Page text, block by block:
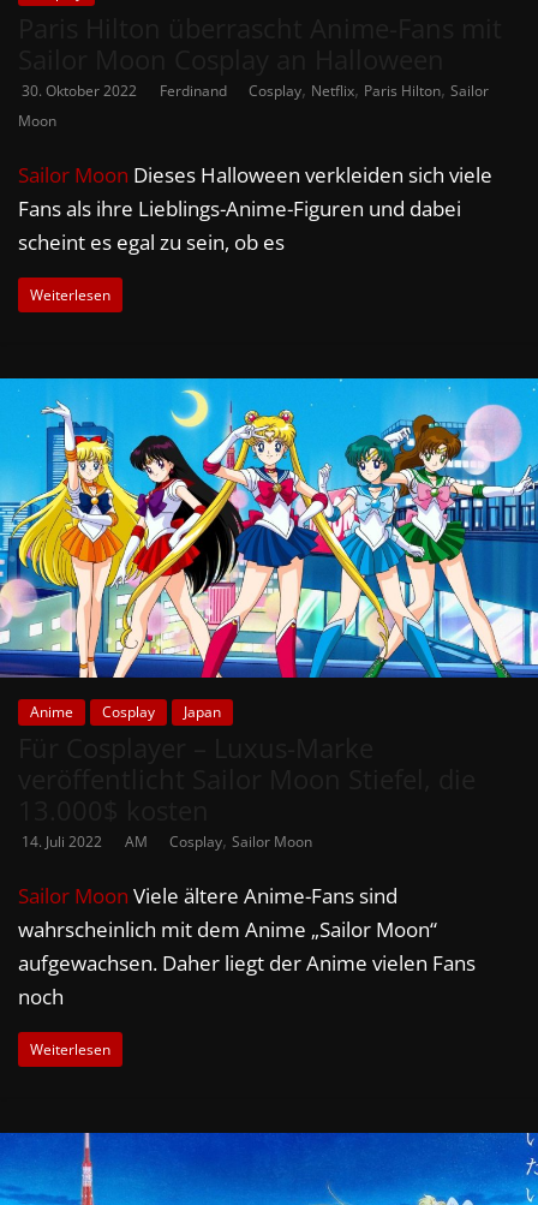
30. Oktober 2022 Ferdinand Cosplay, Netflix, Paris Hilton, Sailor
Moon
Sailor Moon Dieses Halloween verkleiden sich viele
Fans als ihre Lieblings-Anime-Figuren und dabei
scheint es egal zu sein, ob es
Weiterlesen
Anime Cosplay Japan
14. Juli 2022 AM Cosplay, Sailor Moon
Sailor Moon Viele ältere Anime-Fans sind
wahrscheinlich mit dem Anime „Sailor Moon“
aufgewachsen. Daher liegt der Anime vielen Fans
noch
Weiterlesen